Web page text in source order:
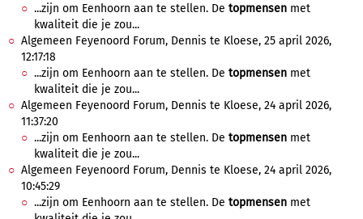
...zijn om Eenhoorn aan te stellen. De topmensen met
kwaliteit die je zou...
Algemeen Feyenoord Forum, Dennis te Kloese, 25 april 2026,
12:17:18
...zijn om Eenhoorn aan te stellen. De topmensen met
kwaliteit die je zou...
Algemeen Feyenoord Forum, Dennis te Kloese, 24 april 2026,
11:37:20
...zijn om Eenhoorn aan te stellen. De topmensen met
kwaliteit die je zou...
Algemeen Feyenoord Forum, Dennis te Kloese, 24 april 2026,
10:45:29
...zijn om Eenhoorn aan te stellen. De topmensen met